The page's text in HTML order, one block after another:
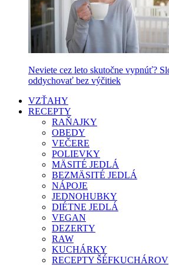
Neviete cez leto skutočne vypnúť?
oddychovať bez výčitiek
VZŤAHY
RECEPTY
RAŇAJKY
OBEDY
VEČERE
POLIEVKY
MÄSITÉ JEDLÁ
BEZMÄSITÉ JEDLÁ
NÁPOJE
JEDNOHUBKY
DIÉTNE JEDLÁ
VEGAN
DEZERTY
RAW
KUCHÁRKY
RECEPTY ŠÉFKUCHÁROV